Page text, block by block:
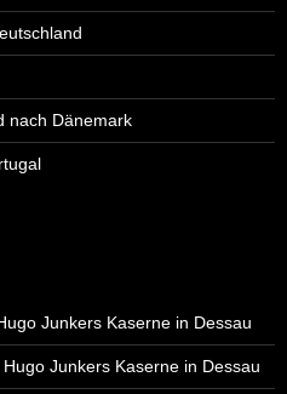
nach Dänemark
Junkers Kaserne in Dessau
Junkers Kaserne in Dessau